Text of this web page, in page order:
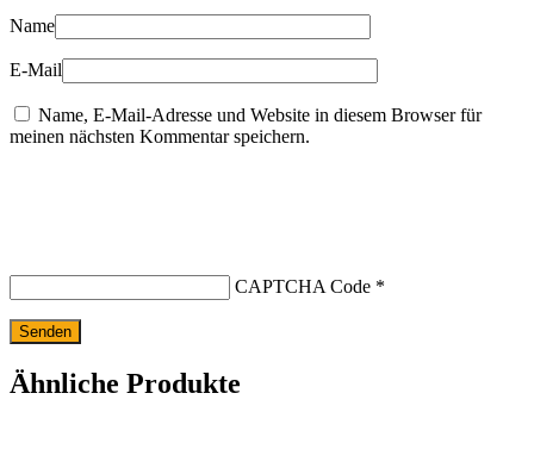
Name
E-Mail
Name, E-Mail-Adresse und Website in diesem Browser für
meinen nächsten Kommentar speichern.
CAPTCHA Code *
Ähnliche Produkte